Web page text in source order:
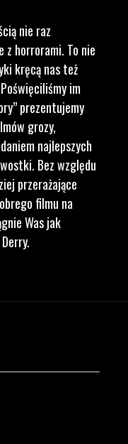
nie raz
z horrorami. To nie
kręcą nas też
im
prezentujemy
grozy,
najlepszych
Bez względu
przerażające
filmu na
Was jak